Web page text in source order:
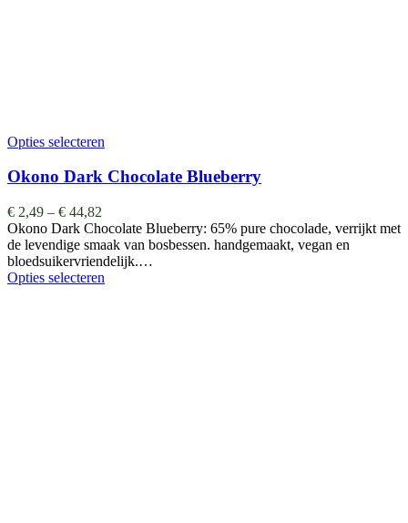
Opties selecteren
Okono Dark Chocolate Blueberry
€ 2,49 – € 44,82
Okono Dark Chocolate Blueberry: 65% pure chocolade, verrijkt met
de levendige smaak van bosbessen. handgemaakt, vegan en
bloedsuikervriendelijk.…
Opties selecteren